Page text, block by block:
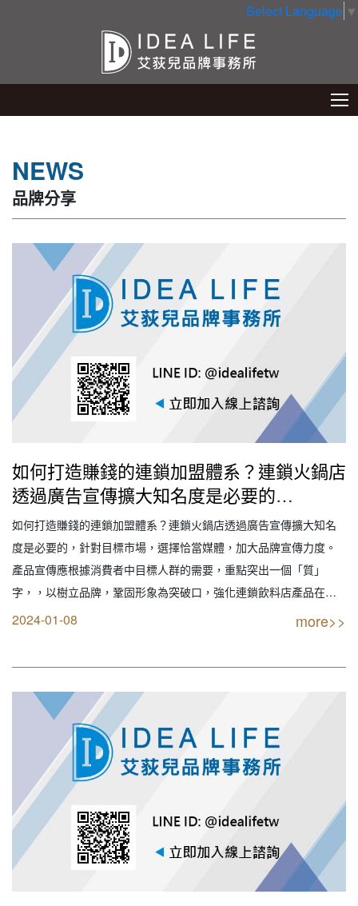
Select Language ▼
NEWS
品牌分享
如何打造賺錢的連鎖加盟體系？連鎖火鍋店
透過廣告宣傳擴大知名度是必要的
（2024IDEA LIFE艾荻兒連鎖品牌餐飲設計
｜創業加盟｜連鎖加盟｜餐飲設計｜餐飲規
劃｜餐飲顧問｜餐飲行銷｜創業開店餐飲顧
問｜餐飲設備商業空間規劃｜線上創業連鎖
加盟設計）
如何打造賺錢的連鎖加盟體系？連鎖火鍋店透過廣告宣傳擴大知名
度是必要的，針對目標市場，選擇恰當媒體，加大品牌宣傳力度。
產品宣傳應根據消費者中目標人群的需要，重點突出一個「質」
字，，以樹立品牌，鞏固形象為突破口，強化連鎖飲料店產品在消
費者中已有的印象。搞些讓消費者受益，讓消費者難以忘懷的活
2024-01-08 more>>